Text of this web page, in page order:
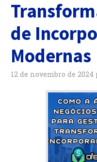
de
Modernas
12 de novembro de 2024